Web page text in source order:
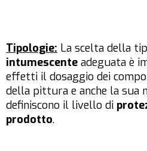
Tipologie: La scelta della
intumescente adeguata è
effetti il dosaggio dei
della pittura e anche la sua
definiscono il livello di
prodotto.